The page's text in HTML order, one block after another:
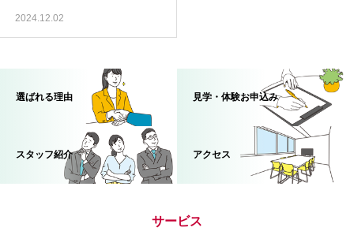
2024.12.02
選ばれる理由 見学・体験お申込み
スタッフ紹介 アクセス
サービス